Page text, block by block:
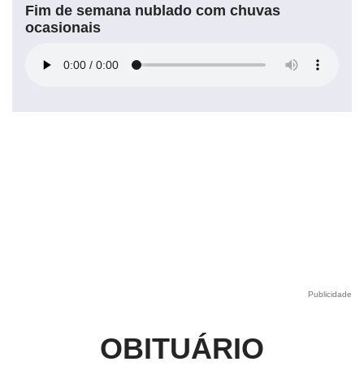
Fim de semana nublado com chuvas
ocasionais
Publicidade
OBITUÁRIO